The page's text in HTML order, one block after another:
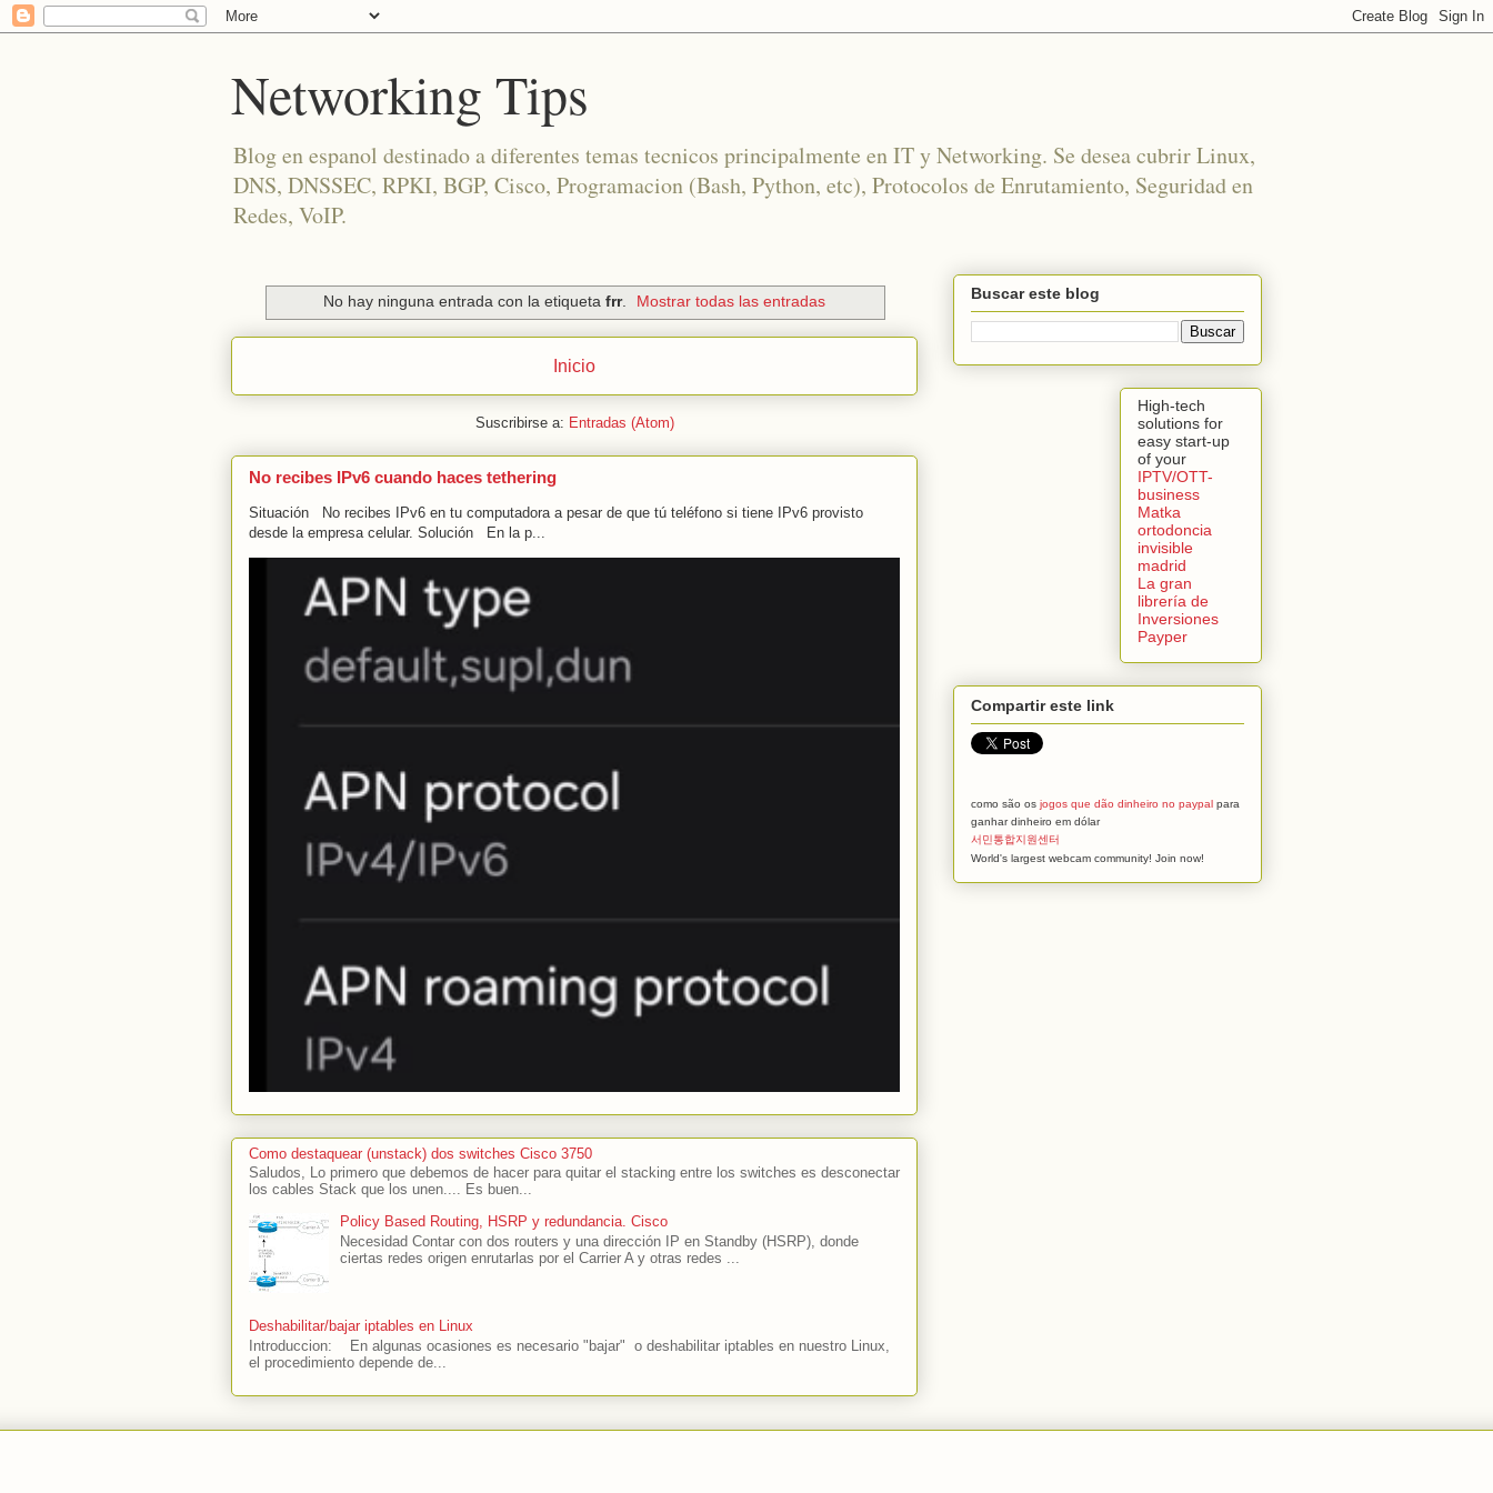
Networking Tips
Blog en espanol destinado a diferentes temas tecnicos principalmente en IT y Networking. Se desea cubrir Linux,
DNS, DNSSEC, RPKI, BGP, Cisco, Programacion (Bash, Python, etc), Protocolos de Enrutamiento, Seguridad en
Redes, VoIP.
No hay ninguna entrada con la etiqueta frr. Mostrar todas las entradas
Inicio
Suscribirse a: Entradas (Atom)
No recibes IPv6 cuando haces tethering
Situación No recibes IPv6 en tu computadora a pesar de que tú teléfono si tiene IPv6 provisto
desde la empresa celular. Solución En la p...
Como destaquear (unstack) dos switches Cisco 3750
Saludos, Lo primero que debemos de hacer para quitar el stacking entre los switches es desconectar
los cables Stack que los unen.... Es buen...
Policy Based Routing, HSRP y redundancia. Cisco
Necesidad Contar con dos routers y una dirección IP en Standby (HSRP), donde
ciertas redes origen enrutarlas por el Carrier A y otras redes ...
Deshabilitar/bajar iptables en Linux
Introduccion: En algunas ocasiones es necesario "bajar" o deshabilitar iptables en nuestro Linux,
el procedimiento depende de...
Buscar este blog
High-tech
solutions for
easy start-up
of your
IPTV/OTT-
business
Matka
ortodoncia
invisible
madrid
La gran
librería de
Inversiones
Payper
Compartir este link
como são os jogos que dão dinheiro no paypal para
ganhar dinheiro em dólar
서민통합지원센터
World's largest webcam community! Join now!